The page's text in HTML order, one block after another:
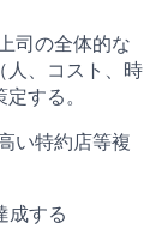
司の全体的な
人、コスト、時
する。
い特約店等複
成する